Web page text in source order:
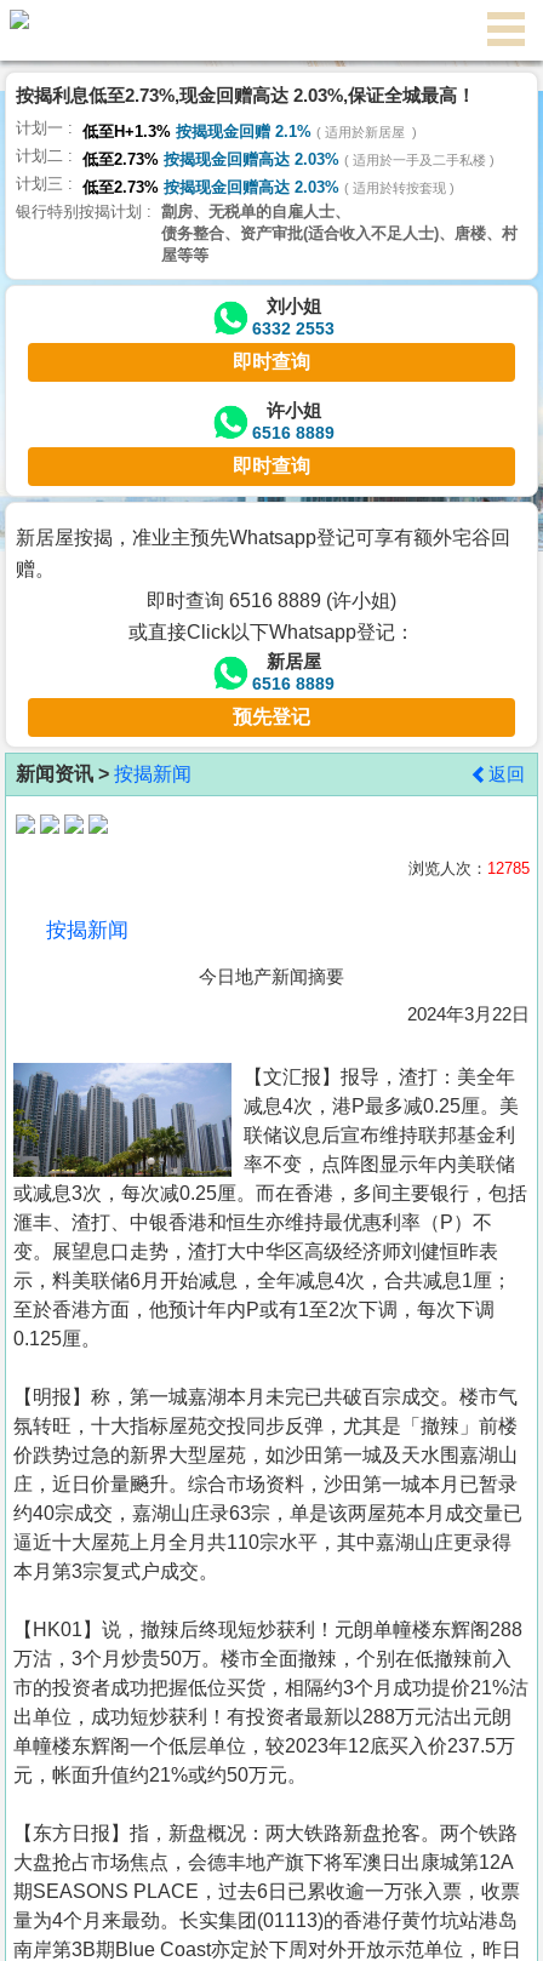
理
主
页
搵
楼/
交
业
主
宅
谷
按
客
地
产
置
业
手
册
关
於
我
按揭利息低至2.73%,现金回赠高达 2.03%,保证全城最高！
计划一 低至H+1.3% 按揭现金回赠 2.1% 适用於新居屋
计划二 低至2.73% 按揭现金回赠高达 2.03% 适用於一手及二手私楼
计划三 低至2.73% 按揭现金回赠高达 2.03% 适用於转按套现
银行特别按揭计划
劏房、无税单的自雇人士、
债务整合、资产审批(适合收入不足人士)、唐楼、村
屋等等
刘小姐
6332 2553
即时查询
许小姐
6516 8889
即时查询
新居屋按揭，准业主预先Whatsapp登记可享有额外宅谷回
赠。
即时查询 6516 8889 (许小姐)
或直接Click以下Whatsapp登记：
新居屋
6516 8889
预先登记
新闻资讯 > 按揭新闻 返回
浏览人次： 12785
按揭新闻
今日地产新闻摘要
2024年3月22日
【文汇报】报导，渣打：美全年
减息4次，港P最多减0.25厘。美
联储议息后宣布维持联邦基金利
率不变，点阵图显示年内美联储
或减息3次，每次减0.25厘。而在香港，多间主要银行，包括
滙丰、渣打、中银香港和恒生亦维持最优惠利率（P）不
变。展望息口走势，渣打大中华区高级经济师刘健恒昨表
示，料美联储6月开始减息，全年减息4次，合共减息1厘；
至於香港方面，他预计年内P或有1至2次下调，每次下调
0.125厘。
【明报】称，第一城嘉湖本月未完已共破百宗成交。楼市气
氛转旺，十大指标屋苑交投同步反弹，尤其是「撤辣」前楼
价跌势过急的新界大型屋苑，如沙田第一城及天水围嘉湖山
庄，近日价量飈升。综合市场资料，沙田第一城本月已暂录
约40宗成交，嘉湖山庄录63宗，单是该两屋苑本月成交量已
逼近十大屋苑上月全月共110宗水平，其中嘉湖山庄更录得
本月第3宗复式户成交。
【HK01】说，撤辣后终现短炒获利！元朗单幢楼东辉阁288
万沽，3个月炒贵50万。楼市全面撤辣，个别在低撤辣前入
市的投资者成功把握低位买货，相隔约3个月成功提价21%沽
出单位，成功短炒获利！有投资者最新以288万元沽出元朗
单幢楼东辉阁一个低层单位，较2023年12底买入价237.5万
元，帐面升值约21%或约50万元。
【东方日报】指，新盘概况：两大铁路新盘抢客。两个铁路
大盘抢占市场焦点，会德丰地产旗下将军澳日出康城第12A
期SEASONS PLACE，过去6日已累收逾一万张入票，收票
量为4个月来最劲。长实集团(01113)的香港仔黄竹坑站港岛
南岸第3B期Blue Coast亦定於下周对外开放示范单位，昨日